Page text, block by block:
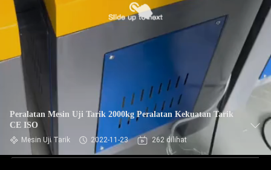
Peralatan Mesin Uji Tarik 2000kg Peralatan Kekuatan Tarik
CE ISO
Mesin Uji Tarik 2022-11-23 262 dilihat